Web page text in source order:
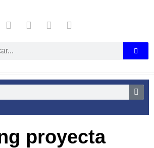
proyecta